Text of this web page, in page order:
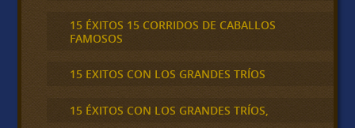
15 ÉXITOS 15 CORRIDOS DE CABALLOS
FAMOSOS
15 EXITOS CON LOS GRANDES TRÍOS
15 ÉXITOS CON LOS GRANDES TRÍOS,